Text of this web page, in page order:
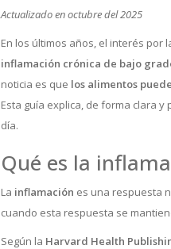
Actualizado en octubre del 2025
En los últimos años, el interés por
inflamación crónica de bajo
noticia es que los alimentos
Esta guía explica, de forma clara y
día.
Qué es la
La inflamación es una respuesta
cuando esta respuesta se
Según la Harvard Health